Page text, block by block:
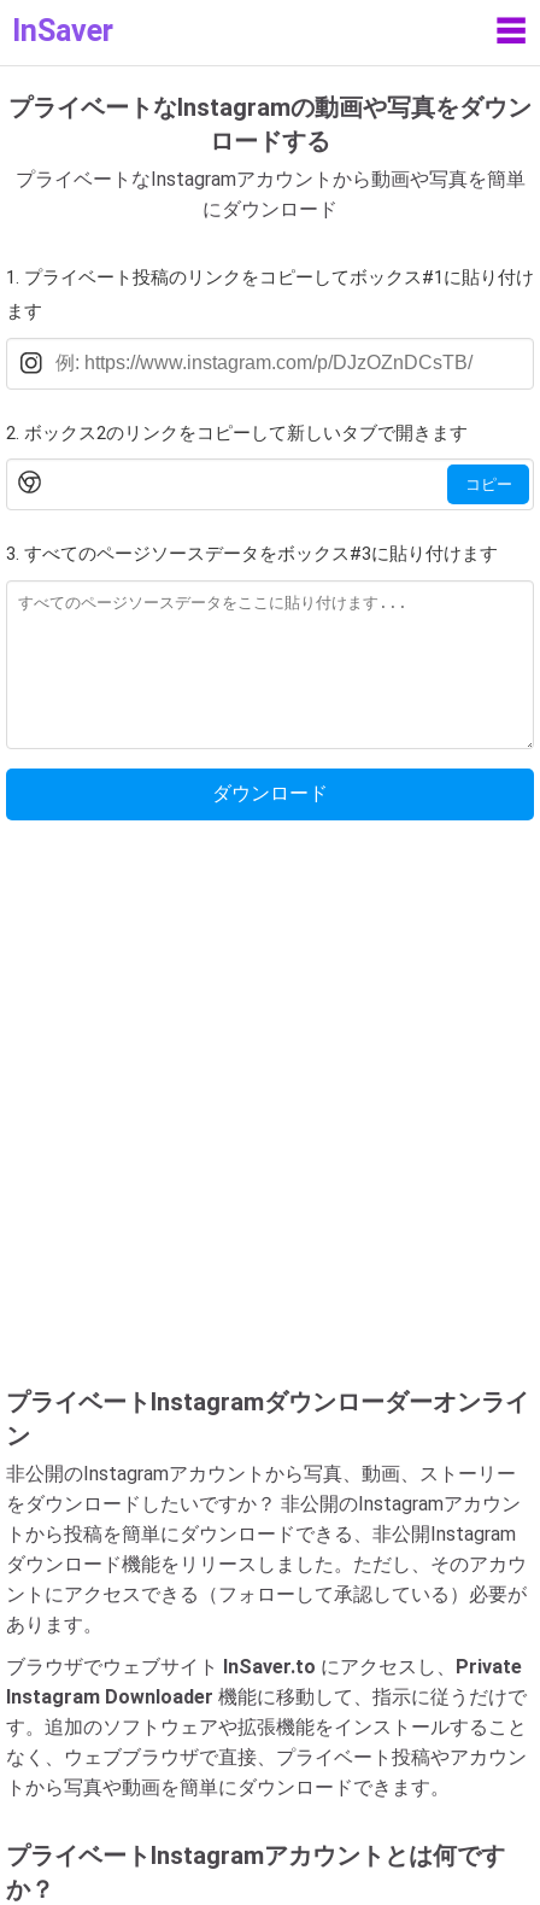
InSaver ☰
プライベートなInstagramの動画や写真をダウン
ロードする
プライベートなInstagramアカウントから動画や写真を簡単
にダウンロード
1. プライベート投稿のリンクをコピーしてボックス#1に貼り付け
ます
2. ボックス2のリンクをコピーして新しいタブで開きます
コピー
3. すべてのページソースデータをボックス#3に貼り付けます
ダウンロード
プライベートInstagramダウンローダーオンライ
ン
非公開のInstagramアカウントから写真、動画、ストーリー
をダウンロードしたいですか？ 非公開のInstagramアカウン
トから投稿を簡単にダウンロードできる、非公開Instagram
ダウンロード機能をリリースしました。ただし、そのアカウ
ントにアクセスできる（フォローして承認している）必要が
あります。
ブラウザでウェブサイト InSaver.to にアクセスし、 Private
Instagram Downloader 機能に移動して、指示に従うだけで
す。追加のソフトウェアや拡張機能をインストールすること
なく、ウェブブラウザで直接、プライベート投稿やアカウン
トから写真や動画を簡単にダウンロードできます。
プライベートInstagramアカウントとは何です
か？